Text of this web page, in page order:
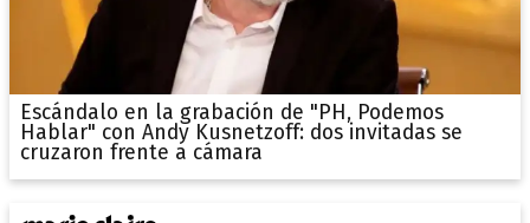
Escándalo en la grabación de "PH, Podemos
Hablar" con Andy Kusnetzoff: dos invitadas se
cruzaron frente a cámara